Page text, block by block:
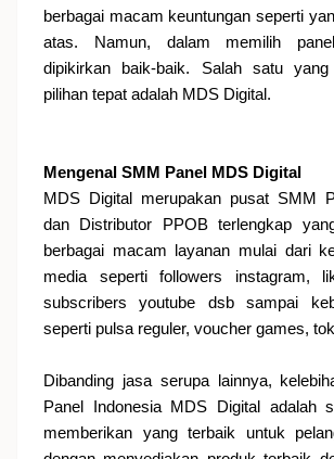
berbagai macam keuntungan seperti
atas. Namun, dalam memilih
dipikirkan baik-baik. Salah satu
pilihan tepat adalah MDS Digital.
Mengenal SMM Panel MDS Digital
MDS Digital merupakan pusat SMM
dan Distributor PPOB terlengkap
berbagai macam layanan mulai dari
media seperti followers instagram,
subscribers youtube dsb sampai
seperti pulsa reguler, voucher games,
Dibanding jasa serupa lainnya,
Panel Indonesia MDS Digital adalah
memberikan yang terbaik untuk